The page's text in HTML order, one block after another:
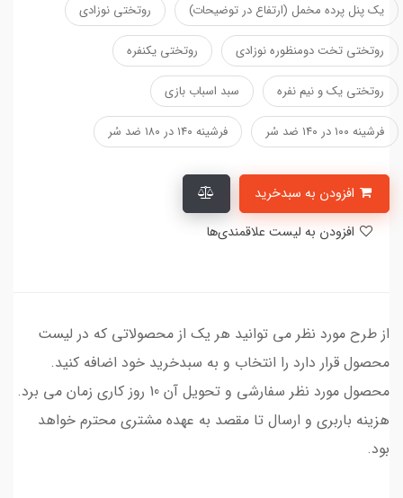
یک پنل پرده مخمل (ارتفاع در توضیحات) روتختی نوزادی
روتختی تخت دومنظوره نوزادی روتختی یکنفره
روتختی یک و نیم نفره سبد اسباب بازی
فرشینه ۱۰۰ در ۱۴۰ ضد سُر فرشینه ۱۴۰ در ۱۸۰ ضد سُر
از طرح مورد نظر می توانید هر یک از محصولاتی که در لیست
محصول قرار دارد را انتخاب و به سبدخرید خود اضافه کنید.
محصول مورد نظر سفارشی و تحویل آن 10 روز کاری زمان می برد.
هزینه باربری و ارسال تا مقصد به عهده مشتری محترم خواهد
بود.